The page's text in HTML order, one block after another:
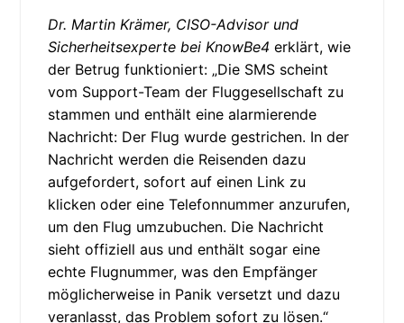
Dr. Martin Krämer, CISO-Advisor und
Sicherheitsexperte bei KnowBe4 erklärt, wie
der Betrug funktioniert: „Die SMS scheint
vom Support-Team der Fluggesellschaft zu
stammen und enthält eine alarmierende
Nachricht: Der Flug wurde gestrichen. In der
Nachricht werden die Reisenden dazu
aufgefordert, sofort auf einen Link zu
klicken oder eine Telefonnummer anzurufen,
um den Flug umzubuchen. Die Nachricht
sieht offiziell aus und enthält sogar eine
echte Flugnummer, was den Empfänger
möglicherweise in Panik versetzt und dazu
veranlasst, das Problem sofort zu lösen.“